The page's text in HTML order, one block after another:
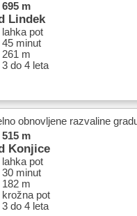
695 m
Lindek
lahka pot
45 minut
261 m
3 do 4 leta
515 m
Konjice
lahka pot
30 minut
182 m
krožna pot
3 do 4 leta